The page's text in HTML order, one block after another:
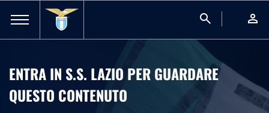
search person
ENTRA IN S.S. LAZIO PER GUARDARE
QUESTO CONTENUTO